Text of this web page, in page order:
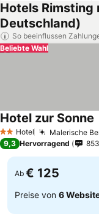
Hotels Rimsting
Deutschland)
So beeinflussen
Beliebte Wahl
2 Sterne
Hotel Malerische
Hotel zur Sonne
9,3 Hervorragend 853
Ab € 125
Preise von 6